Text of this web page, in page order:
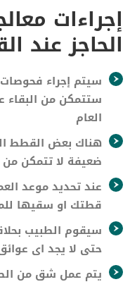
إجراءات
الحاجز عند
سيتم إجراء
ستتمكن من البقاء
العام
هناك بعض القطط
ضعيفة لا تتمكن من
عند تحديد موعد
قطتك او سقيها
سيقوم الطبيب
حتى لا يجد اى
يتم عمل شق من